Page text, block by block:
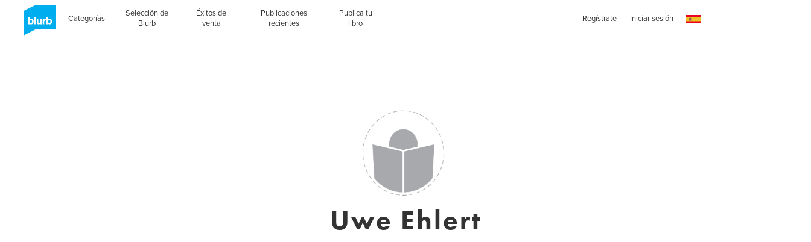
Categorías
Selección de
Blurb
Éxitos de
venta
Publicaciones
recientes
Publica tu
libro
Regístrate Iniciar sesión
Uwe Ehlert